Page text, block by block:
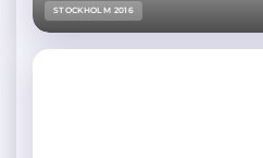
STOCKHOLM 2016